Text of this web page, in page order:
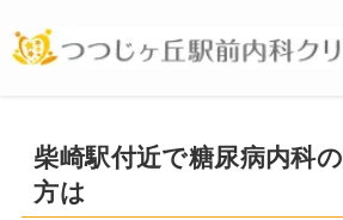
柴崎駅付近で糖尿病内科
方は